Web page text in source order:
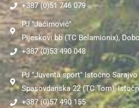
+387 (0)51 746 079
PJ "Jaćimović"
Pijeskovi bb (TC Belamionix),
+387 (0)53 490 048
PJ "Juventa sport" Istočno Sarajvo
Spasovdanska 22 (TC Tom),
+387 (0)57 490 155